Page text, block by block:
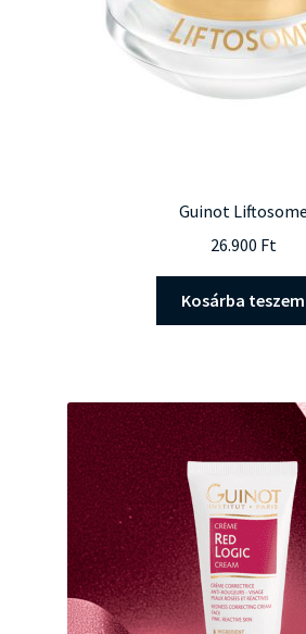
Guinot Liftosome
26.900 Ft
Kosárba teszem